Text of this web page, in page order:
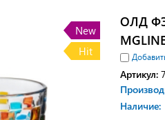
New
Hit
ОЛД
Артикул:
Наличие: